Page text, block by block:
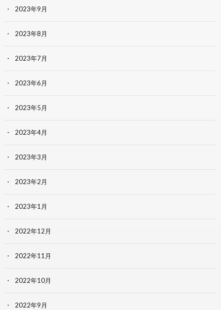
2023年9月
2023年8月
2023年7月
2023年6月
2023年5月
2023年4月
2023年3月
2023年2月
2023年1月
2022年12月
2022年11月
2022年10月
2022年9月